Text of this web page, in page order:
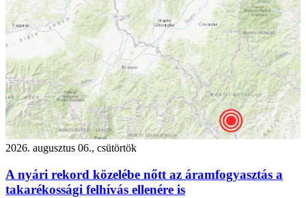
2026. augusztus 06., csütörtök
A nyári rekord közelébe nőtt az áramfogyasztás a
takarékossági felhívás ellenére is